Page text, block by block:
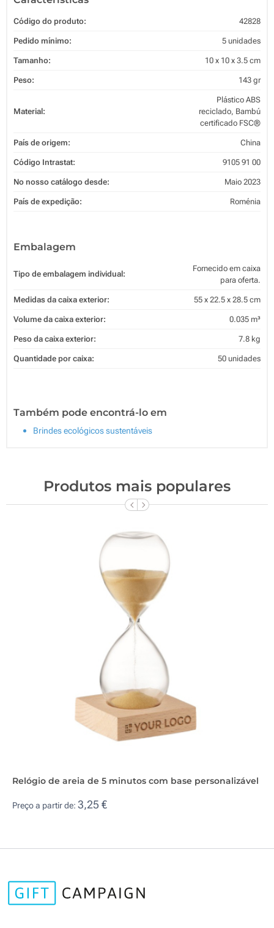
Código do produto: 42828
Pedido mínimo: 5 unidades
Tamanho: 10 x 10 x 3.5 cm
Peso: 143 gr
Material:
Plástico ABS
reciclado, Bambú
certificado FSC®
País de origem: China
Código Intrastat: 9105 91 00
No nosso catálogo desde: Maio 2023
País de expedição: Roménia
Embalagem
Tipo de embalagem individual:
Fornecido em caixa
para oferta.
Medidas da caixa exterior: 55 x 22.5 x 28.5 cm
Volume da caixa exterior: 0.035 m³
Peso da caixa exterior: 7.8 kg
Quantidade por caixa: 50 unidades
Também pode encontrá-lo em
Brindes ecológicos sustentáveis
Produtos mais populares
Relógio de areia de 5 minutos com base personalizável
Preço a partir de: 3,25 €